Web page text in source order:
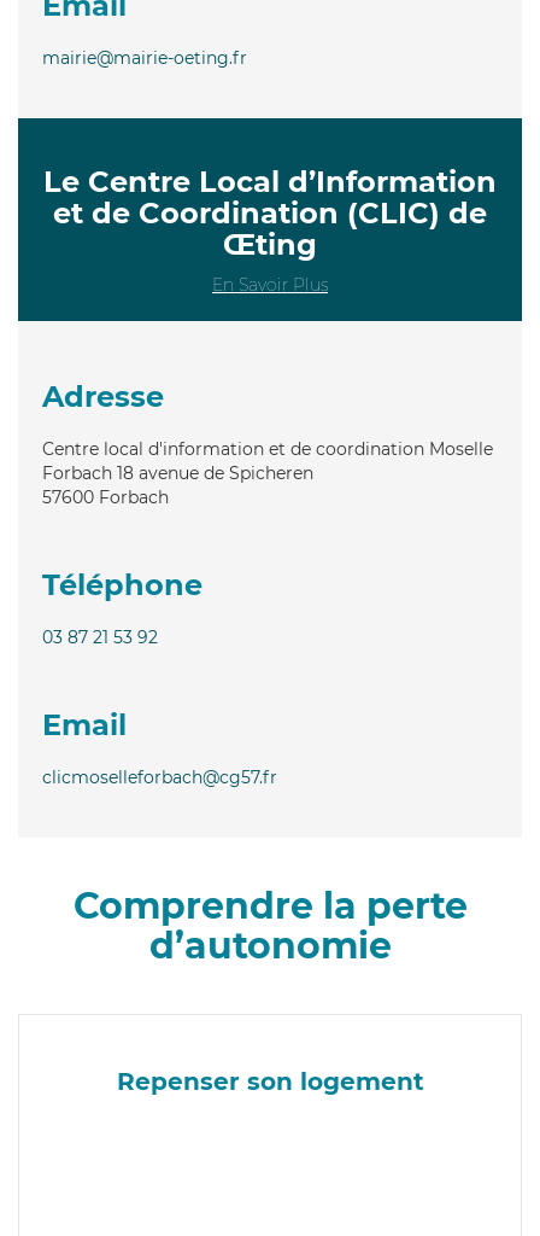
mairie@mairie-oeting.fr
Le Centre Local d’Information
et de Coordination (CLIC) de
Œting
En Savoir Plus
Adresse
Centre local d'information et de coordination Moselle
Forbach 18 avenue de Spicheren
57600 Forbach
Téléphone
03 87 21 53 92
Email
clicmoselleforbach@cg57.fr
Comprendre la perte
d’autonomie
Repenser son logement